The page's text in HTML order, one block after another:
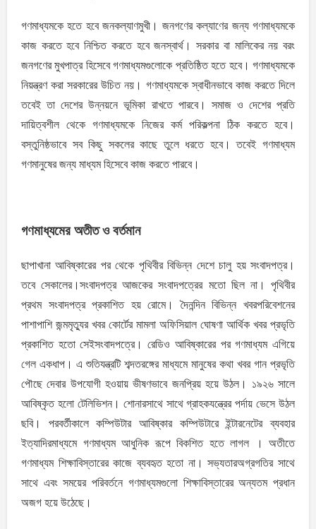
গণমাধ্যমকে হতে হবে জনকল্যাণমুখী। জনগণের কল্যাণের জন্য গণমাধ্যমকে
কাজ করতে হবে নিশ্চিত করতে হবে জনস্বার্থ। সরকার বা মালিকের নয় বরং
জনগণের মুখপাত্র হিসেবে গণমাধ্যমগুলোকে প্রতিষ্ঠিত হতে হবে। গণমাধ্যমকে
নিয়ন্ত্রণ করা সরকারের উচিত নয়। গণমাধ্যমকে স্বাধীনভাবে কাজ করতে দিলে
তবেই তা দেশের উন্নয়নে ভূমিকা রাখতে পারবে। সমাজ ও দেশের প্রতি
দায়িত্বশীল থেকে গণমাধ্যমকে নিজের কর্ম পরিকল্পনা ঠিক করতে হবে।
বস্তুনিষ্ঠভাবে সব কিছু সকলের কাছে তুলে ধরতে হবে। তবেই গণমাধ্যম
গণমানুষের জন্য মাধ্যম হিসেবে কাজ করতে পারবে।
গণমাধ্যমের অতীত ও বর্তমান
ছাপাখানা আবিষ্কারের পর থেকে পৃথিবীর বিভিন্ন দেশে চালু হয় সংবাদপত্র।
তবে সেকালের।সংবাদপত্র আজকের সংবাদপত্রের মতাে ছিল না। পৃথিবীর
প্রথম সংবাদপত্র প্রকাশিত হয় রােমে। দৈনন্দিন বিভিন্ন খবরপরিবেশনের
পাশাপাশি জন্মমৃত্যুর খবর কোর্টের মামলা অফিসিয়াল ঘােষণা আর্থিক খবর প্রভৃতি
প্রকাশিত হতাে সেইসংবাদপত্রে। রেডিও আবিষ্কারের পর গণমাধ্যম এগিয়ে
গেল একধাপ। এ শুতিযন্ত্রটি শব্দতরঙ্গের মাধ্যমে মানুষের কথা খবর গান প্রভৃতি
পৌছে দেবার উপযােগী হওয়ায় ভীষণভাবে জনপ্রিয় হয়ে উঠল। ১৯২৬ সালে
আবিষ্কৃত হলাে টেলিভিশন। শােনারসাথে সাথে গ্রাহকযন্ত্রের পর্দায় ভেসে উঠল
ছবি। পরবর্তীকালে কম্পিউটার আবিষ্কার কম্পিউটারে ইন্টারনেটের ব্যবহার
ইত্যাদিরমাধ্যমে গণমাধ্যম আধুনিক রূপে বিকশিত হতে লাগল । অতীতে
গণমাধ্যম শিক্ষাবিস্তারের কাজে ব্যবহৃত হতাে না। সভ্যতারঅগ্রগতির সাথে
সাথে এবং সময়ের পরিবর্তনে গণমাধ্যমগুলাে শিক্ষাবিস্তারের অন্যতম প্রধান
অজগ হয়ে উঠেছে।